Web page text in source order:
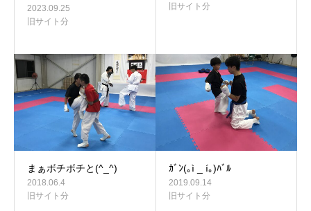
2023.09.25
旧サイト分
旧サイト分
まぁボチボチと(^_^)
2018.06.4
旧サイト分
ｶﾞﾝ(｡ì​ _ í｡)ﾊﾞﾙ
2019.09.14
旧サイト分